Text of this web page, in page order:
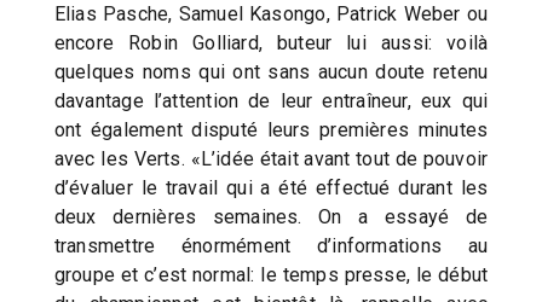
Elias Pasche, Samuel Kasongo, Patrick Weber ou
encore Robin Golliard, buteur lui aussi: voilà
quelques noms qui ont sans aucun doute retenu
davantage l’attention de leur entraîneur, eux qui
ont également disputé leurs premières minutes
avec les Verts. «L’idée était avant tout de pouvoir
d’évaluer le travail qui a été effectué durant les
deux dernières semaines. On a essayé de
transmettre énormément d’informations au
groupe et c’est normal: le temps presse, le début